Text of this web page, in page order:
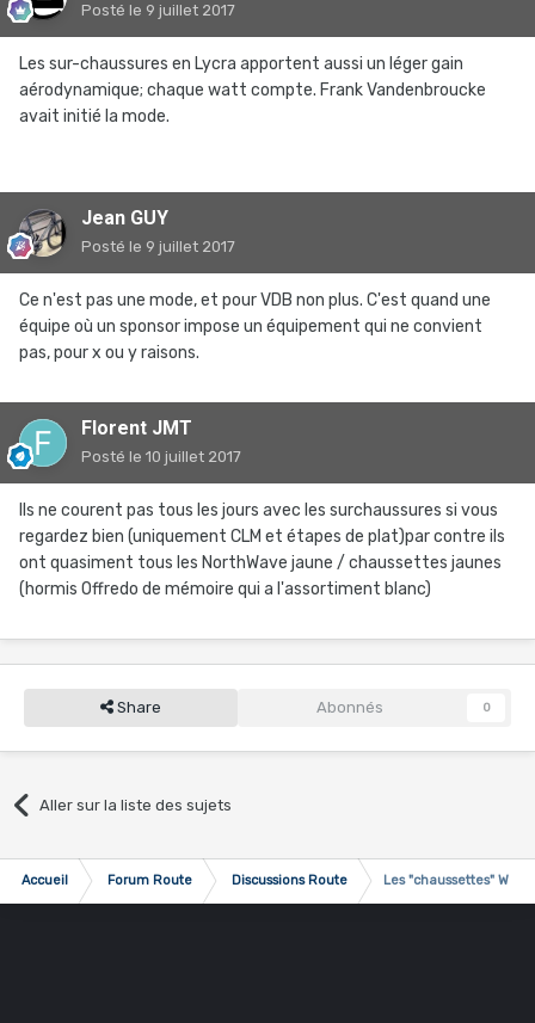
Posté le 9 juillet 2017
Les sur-chaussures en Lycra apportent aussi un léger gain
aérodynamique; chaque watt compte. Frank Vandenbroucke
avait initié la mode.
Jean GUY
Posté le 9 juillet 2017
Ce n'est pas une mode, et pour VDB non plus. C'est quand une
équipe où un sponsor impose un équipement qui ne convient
pas, pour x ou y raisons.
Florent JMT
Posté le 10 juillet 2017
Ils ne courent pas tous les jours avec les surchaussures si vous
regardez bien (uniquement CLM et étapes de plat)par contre ils
ont quasiment tous les NorthWave jaune / chaussettes jaunes
(hormis Offredo de mémoire qui a l'assortiment blanc)
Share Abonnés 0
Aller sur la liste des sujets
Accueil Forum Route Discussions Route Les "chaussettes"